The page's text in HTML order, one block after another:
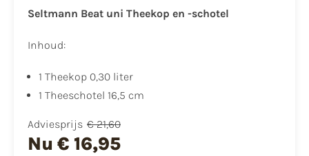
Seltmann Beat uni Theekop en -schotel
Inhoud:
1 Theekop 0,30 liter
1 Theeschotel 16,5 cm
Adviesprijs € 21,60
Nu € 16,95